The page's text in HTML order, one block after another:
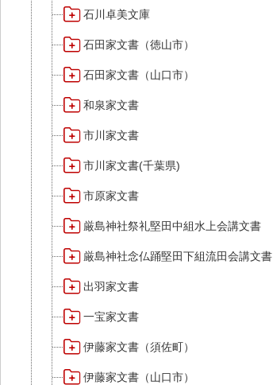
石川卓美文庫
石田家文書（徳山市）
石田家文書（山口市）
和泉家文書
市川家文書
市川家文書(千葉県)
市原家文書
厳島神社祭礼堅田中組水上会講文書
厳島神社念仏踊堅田下組流田会講文書
出羽家文書
一宝家文書
伊藤家文書（須佐町）
伊藤家文書（山口市）